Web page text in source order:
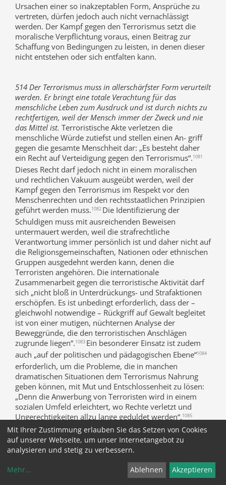
Ursachen einer so inakzeptablen Form, Ansprüche zu
vertreten, dürfen jedoch auch nicht vernachlässigt
werden. Der Kampf gegen den Terrorismus setzt die
moralische Verpflichtung voraus, einen Beitrag zur
Schaffung von Bedingungen zu leisten, in denen dieser
nicht entstehen oder sich entfalten kann.
514 Der Terrorismus muss in allerschärfster Form verurteilt
werden. Er bringt eine totale Verachtung für das
menschliche Leben zum Ausdruck und ist durch nichts zu
rechtfertigen, weil der Mensch immer der Zweck und nie
das Mittel ist. Terroristische Akte verletzen die
menschliche Würde zutiefst und stellen einen An- griff
gegen die gesamte Menschheit dar: „Es besteht daher
ein Recht auf Verteidigung gegen den Terrorismus“.1081
Dieses Recht darf jedoch nicht in einem moralischen
und rechtlichen Vakuum ausgeübt werden, weil der
Kampf gegen den Terrorismus im Respekt vor den
Menschenrechten und den rechtsstaatlichen Prinzipien
geführt werden muss.1082 Die Identifizierung der
Schuldigen muss mit ausreichenden Beweisen
untermauert werden, weil die strafrechtliche
Verantwortung immer persönlich ist und daher nicht auf
die Religionsgemeinschaften, Nationen oder ethnischen
Gruppen ausgedehnt werden kann, denen die
Terroristen angehören. Die internationale
Zusammenarbeit gegen die terroristische Aktivität darf
sich „nicht bloß in Unterdrückungs- und Strafaktionen
erschöpfen. Es ist unbedingt erforderlich, dass der –
gleichwohl notwendige – Rückgriff auf Gewalt begleitet
ist von einer mutigen, nüchternen Analyse der
Beweggründe, die den terroristischen Anschlägen
zugrunde liegen“.1083 Ein besonderer Einsatz ist zudem
auch „auf der politischen und pädagogischen Ebene“1084
erforderlich, um die Probleme, die in manchen
dramatischen Situationen dem Terrorismus Nahrung
geben können, mit Mut und Entschlossenheit zu lösen:
„Denn die Anwerbung von Terroristen wird in einem
sozialen Umfeld erleichtert, wo Rechte verletzt und
Ungerechtigkeiten allzu lange geduldet werden“.1085
515 Es ist eine Entweihung und Gotteslästerung, sich im
Namen Gottes zu Terroristen zu erklären:
Weise instrumentalisiert man nicht nur den Menschen,
sondern auch Gott, da man mit dem Anspruch auftritt,
seine Wahrheit ganz zu besitzen, statt danach zu
Mit Ihrer Zustimmung erlauben Sie das Setzen von Cookies
auf unserer Webseite, um unser Internetangebot zu
analysieren und stetig zu verbessern.
Mehr... Ablehnen Akzeptieren